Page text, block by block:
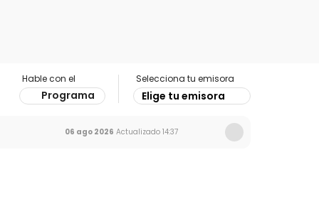
Hable con el
Programa
Selecciona tu emisora
Elige tu emisora
06 ago 2026 Actualizado 14:37